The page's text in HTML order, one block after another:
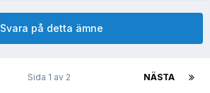
Svara på detta ämne
NÄSTA
Sida 1 av 2